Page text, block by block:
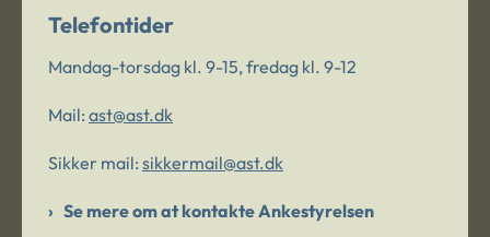
Telefontider
Mandag-torsdag kl. 9-15, fredag kl. 9-12
Mail: ast@ast.dk
Sikker mail: sikkermail@ast.dk
Se mere om at kontakte Ankestyrelsen